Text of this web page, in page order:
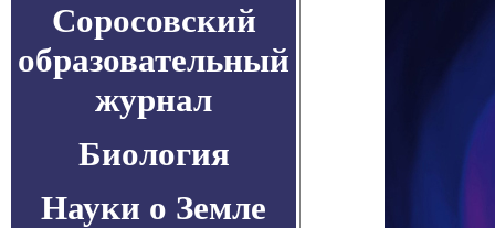
Соросовский
образовательный
журнал
Биология
Науки о Земле